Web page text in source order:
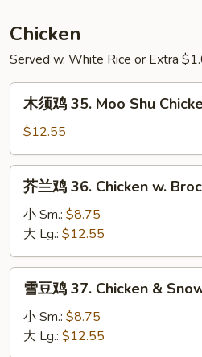
Jumbo
Shrimp
w.
String
Bean
Chicken
Served w. White Rice or Extra
35.
Moo
Shu
Chicken
Pancakes)
木须鸡 35. Moo Shu
$12.55
36.
Chicken
w.
Broccoli
芥兰鸡 36. Chicken w.
小 Sm.: $8.75
大 Lg.: $12.55
37.
雪豆鸡 37. Chicken &
小 Sm.: $8.75
大 Lg.: $12.55